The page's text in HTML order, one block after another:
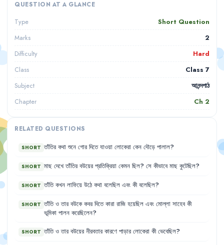
QUESTION AT A GLANCE
Type Short Question
Marks 2
Difficulty Hard
Class Class 7
Subject আনন্দপাঠ
Chapter Ch 2
RELATED QUESTIONS
SHORT তাঁতির কথা শুনে গোর দিতে যাওয়া লোকেরা কেন দৌড়ে পালাল?
SHORT মাছ দেখে তাঁতির বউয়ের প্রতিক্রিয়া কেমন ছিল? সে কীভাবে মাছ কুটেছিল?
SHORT তাঁতি কখন লাফিয়ে উঠে কথা বলেছিল এবং কী বলেছিল?
SHORT তাঁতি ও তার বউকে কবর দিতে কারা রাজি হয়েছিল এবং মোল্লা সাহেব কী
ভূমিকা পালন করেছিলেন?
SHORT তাঁতি ও তার বউয়ের নীরবতার কারণে পাড়ার লোকেরা কী ভেবেছিল?